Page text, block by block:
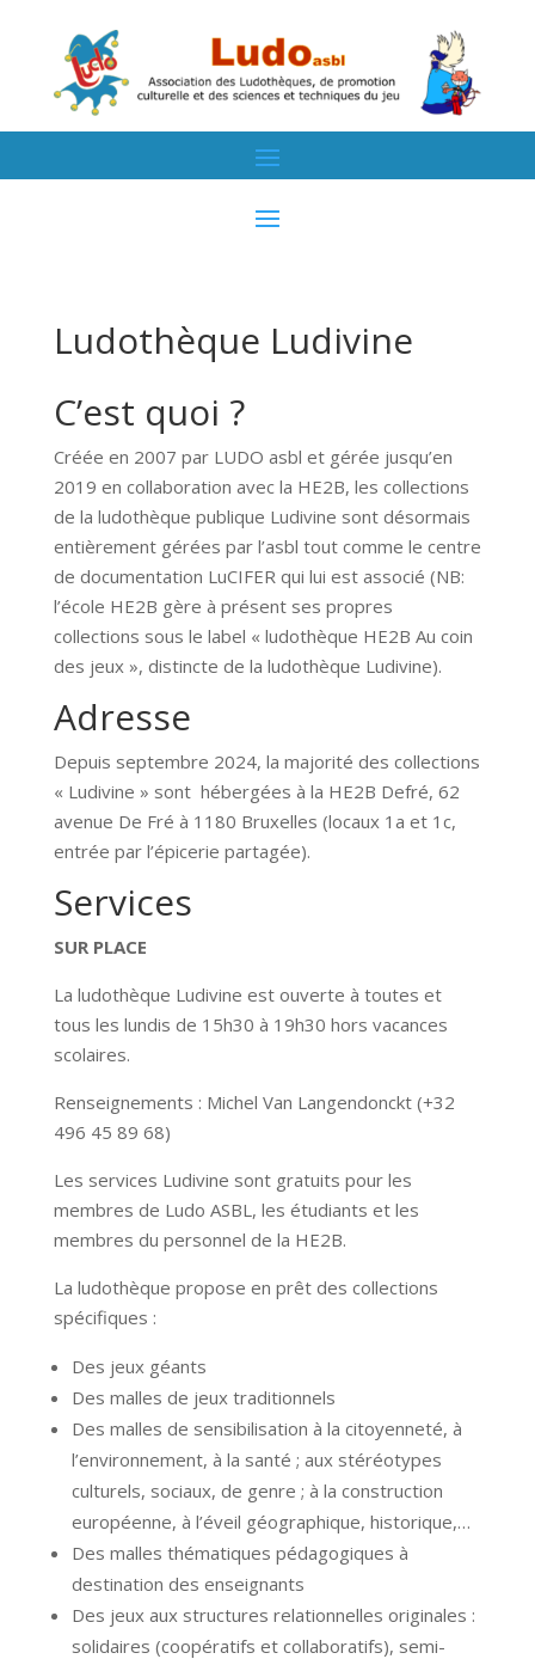
Ludothèque Ludivine
C’est quoi ?
Créée en 2007 par LUDO asbl et gérée jusqu’en
2019 en collaboration avec la HE2B, les collections
de la ludothèque publique Ludivine sont désormais
entièrement gérées par l’asbl tout comme le centre
de documentation LuCIFER qui lui est associé (NB:
l’école HE2B gère à présent ses propres
collections sous le label « ludothèque HE2B Au coin
des jeux », distincte de la ludothèque Ludivine).
Adresse
Depuis septembre 2024, la majorité des collections
« Ludivine » sont hébergées à la HE2B Defré, 62
avenue De Fré à 1180 Bruxelles (locaux 1a et 1c,
entrée par l’épicerie partagée).
Services
SUR PLACE
La ludothèque Ludivine est ouverte à toutes et
tous les lundis de 15h30 à 19h30 hors vacances
scolaires.
Renseignements : Michel Van Langendonckt (+32
496 45 89 68)
Les services Ludivine sont gratuits pour les
membres de Ludo ASBL, les étudiants et les
membres du personnel de la HE2B.
La ludothèque propose en prêt des collections
spécifiques :
Des jeux géants
Des malles de jeux traditionnels
Des malles de sensibilisation à la citoyenneté, à
l’environnement, à la santé ; aux stéréotypes
culturels, sociaux, de genre ; à la construction
européenne, à l’éveil géographique, historique,…
Des malles thématiques pédagogiques à
destination des enseignants
Des jeux aux structures relationnelles originales :
solidaires (coopératifs et collaboratifs), semi-